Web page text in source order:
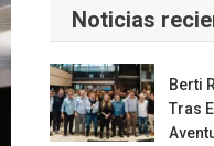
Noticias
Berti
Tras